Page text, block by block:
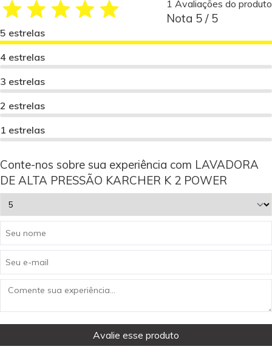
1 Avaliações do produto
Nota 5 / 5
5 estrelas
4 estrelas
3 estrelas
2 estrelas
1 estrelas
Conte-nos sobre sua experiência com LAVADORA
DE ALTA PRESSÃO KARCHER K 2 POWER
Avalie esse produto